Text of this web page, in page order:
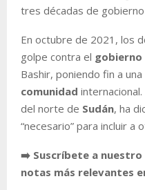
tres décadas de
En octubre de 2021, los
golpe contra el gobierno
Bashir, poniendo fin a
comunidad
del norte de Sudán, ha
“necesario” para incluir a
➡️ Suscríbete a
notas más relevantes